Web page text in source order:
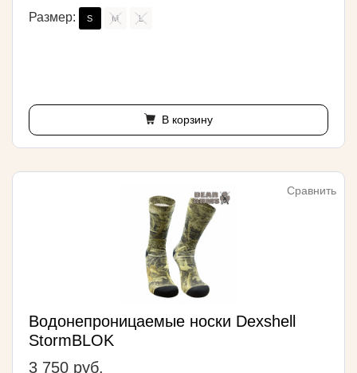
Размер: S M L
В корзину
Сравнить
Водонепроницаемые носки Dexshell
StormBLOK
3 750 руб.